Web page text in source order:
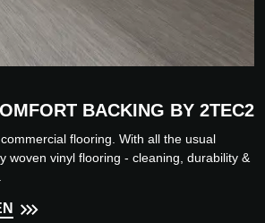
BACKING BY 2TEC2
flooring. With all the usual
woven vinyl flooring - cleaning, durability &